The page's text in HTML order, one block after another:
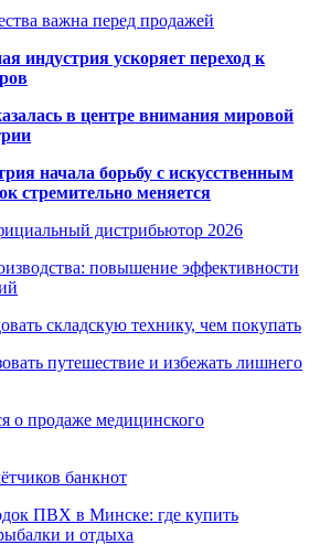
важна перед продажей
индустрия ускоряет переход к
в центре внимания мировой
начала борьбу с искусственным
стремительно меняется
дистрибьютор 2026
повышение эффективности
складскую технику, чем покупать
путешествие и избежать лишнего
о продаже медицинского
банкнот
ПВХ в Минске: где купить
и отдыха